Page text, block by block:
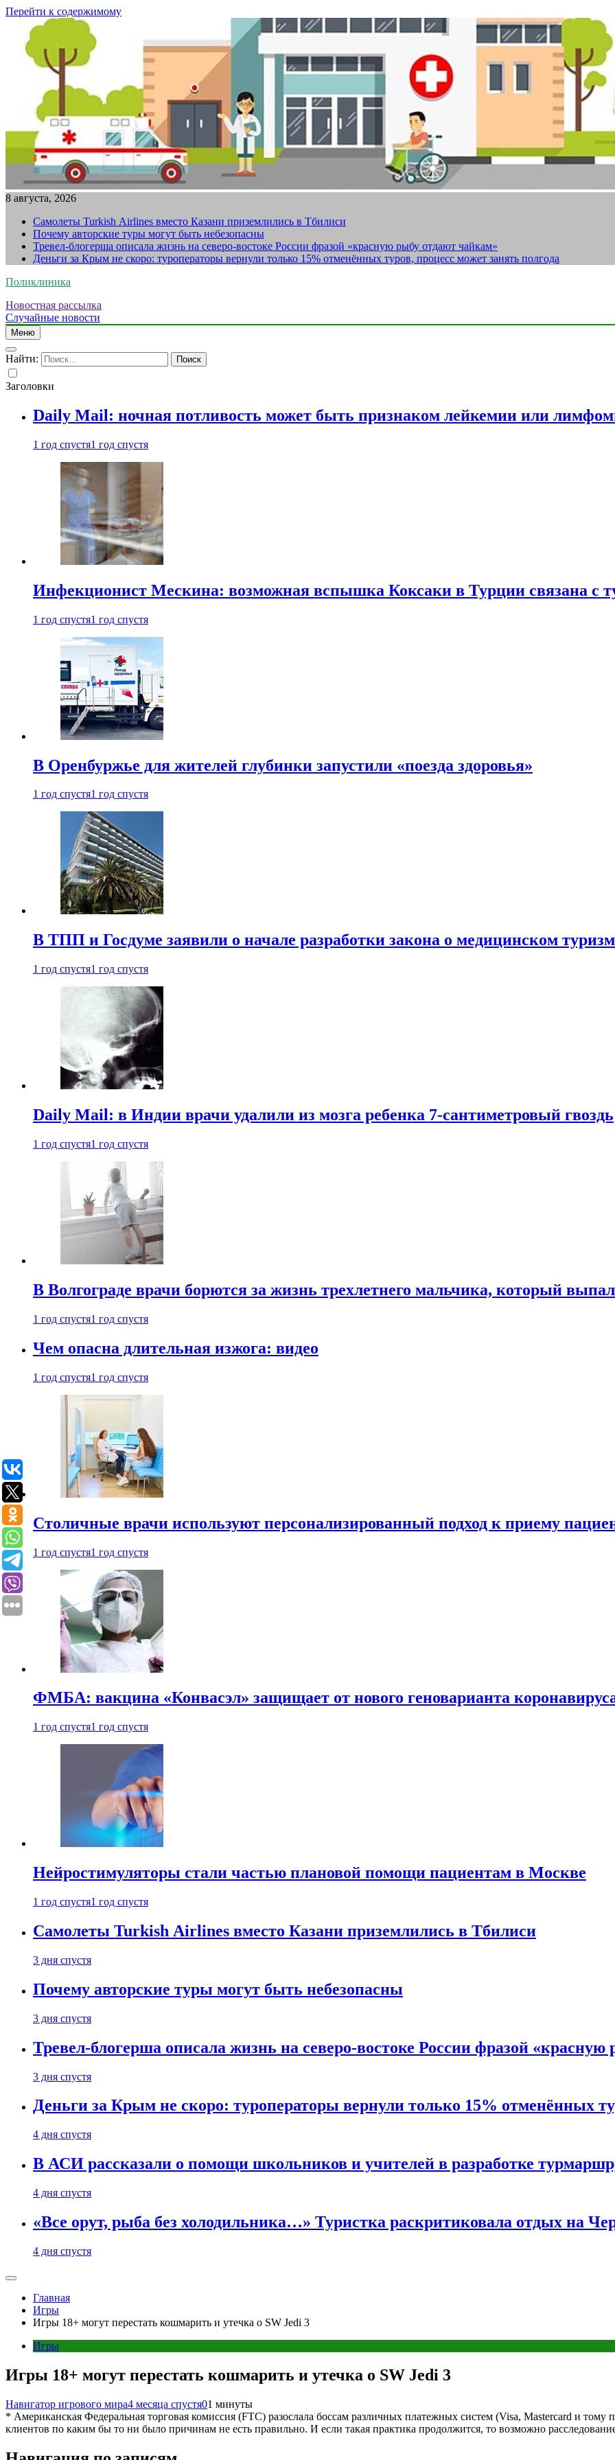
Перейти к содержимому
8 августа, 2026
Самолеты Turkish Airlines вместо Казани приземлились в Тбилиси
Почему авторские туры могут быть небезопасны
Тревел-блогерша описала жизнь на северо-востоке России фразой «красную рыбу отдают чайкам»
Деньги за Крым не скоро: туроператоры вернули только 15% отменённых туров, процесс может занять полгода
Поликлиника
Новостная рассылка
Случайные новости
Меню
Найти:
Заголовки
Daily Mail: ночная потливость может быть признаком лейкемии или
1 год спустя1 год спустя
Инфекционист Мескина: возможная вспышка Коксаки в Турции связана с
1 год спустя1 год спустя
В Оренбуржье для жителей глубинки запустили «поезда здоровья»
1 год спустя1 год спустя
В ТПП и Госдуме заявили о начале разработки закона о медицинском
1 год спустя1 год спустя
Daily Mail: в Индии врачи удалили из мозга ребенка 7-сантиметровый гвоздь
1 год спустя1 год спустя
В Волгограде врачи борются за жизнь трехлетнего мальчика, который
1 год спустя1 год спустя
Чем опасна длительная изжога: видео
1 год спустя1 год спустя
Столичные врачи используют персонализированный подход к приему
1 год спустя1 год спустя
ФМБА: вакцина «Конвасэл» защищает от нового геноварианта
1 год спустя1 год спустя
Нейростимуляторы стали частью плановой помощи пациентам в Москве
1 год спустя1 год спустя
Самолеты Turkish Airlines вместо Казани приземлились в Тбилиси
3 дня спустя
Почему авторские туры могут быть небезопасны
3 дня спустя
Тревел-блогерша описала жизнь на северо-востоке России фразой
3 дня спустя
Деньги за Крым не скоро: туроператоры вернули только 15% отменённых
4 дня спустя
В АСИ рассказали о помощи школьников и учителей в разработке
4 дня спустя
«Все орут, рыба без холодильника…» Туристка раскритиковала отдых на
4 дня спустя
Главная
Игры
Игры 18+ могут перестать кошмарить и утечка о SW Jedi 3
Игры
Игры 18+ могут перестать кошмарить и утечка о SW Jedi 3
Навигатор игрового мира4 месяца спустя01 минуты
* Американская Федеральная торговая комиссия (FTC) разослала боссам различных платежных систем (Visa, Mastercard и
клиентов по каким бы то ни было причинам не есть правильно. И если такая практика продолжится, то возможно